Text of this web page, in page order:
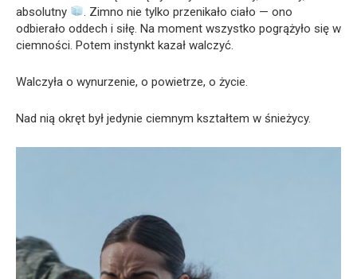
absolutny
. Zimno nie tylko przenikało ciało — ono
odbierało oddech i siłę. Na moment wszystko pogrążyło się w
ciemności. Potem instynkt kazał walczyć.
Walczyła o wynurzenie, o powietrze, o życie.
Nad nią okręt był jedynie ciemnym kształtem w śnieżycy.